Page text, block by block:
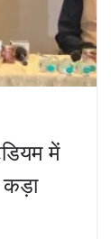
में
कड़ा